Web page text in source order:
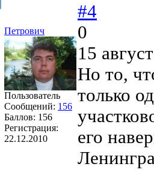
Петрович
Пользователь
Сообщений: 156
Баллов: 156
Регистрация:
22.12.2010
#4
0
15
Но то,
только
его